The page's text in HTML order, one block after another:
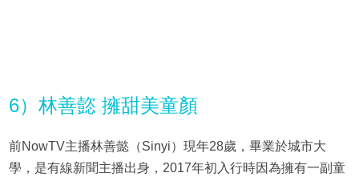
6）林善㦤 擁甜美童顏
前NowTV主播林善懿（Sinyi）現年28歲，畢業於城市大
學，是有線新聞主播出身，2017年初入行時因為擁有一副童